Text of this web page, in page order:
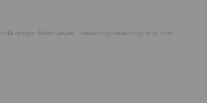
lampe défectueuse.. beaucoup beaucoup trop cher